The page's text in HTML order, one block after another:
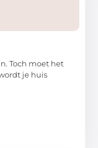
Toch moet het
je huis